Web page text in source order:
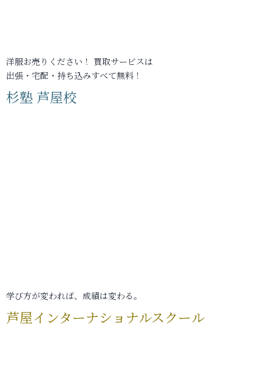
洋服お売りください！ 買取サービスは
出張・宅配・持ち込みすべて無料！
杉塾 芦屋校
学び方が変われば、成績は変わる。
芦屋インターナショナルスクール